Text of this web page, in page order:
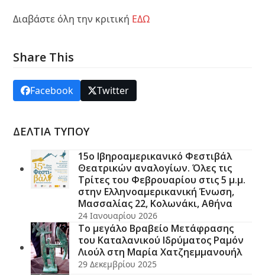
Διαβάστε όλη την κριτική ΕΔΩ
Share This
Facebook Twitter
ΔΕΛΤΙΑ ΤΥΠΟΥ
15ο Ιβηροαμερικανικό Φεστιβάλ
Θεατρικών αναλογίων. Όλες τις
Τρίτες του Φεβρουαρίου στις 5 μ.μ.
στην Ελληνοαμερικανική Ένωση,
Μασσαλίας 22, Κολωνάκι, Αθήνα
24 Ιανουαρίου 2026
Το μεγάλο Βραβείο Μετάφρασης
του Καταλανικού Ιδρύματος Ραμόν
Λιούλ στη Μαρία Χατζηεμμανουήλ
29 Δεκεμβρίου 2025